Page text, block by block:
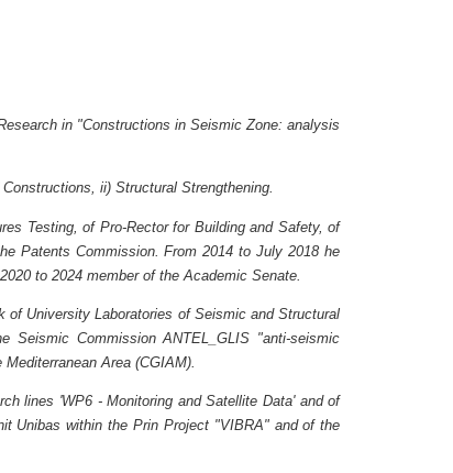
in "Constructions in Seismic Zone: analysis
ii) Structural Strengthening.
Testing, of Pro-Rector for Building and Safety, of
Patents Commission. From 2014 to July 2018 he
to 2024 member of the Academic Senate.
of University Laboratories of Seismic and Structural
Commission ANTEL_GLIS "anti-seismic
Area (CGIAM).
lines 'WP6 - Monitoring and Satellite Data' and of
Unibas within the Prin Project "VIBRA" and of the